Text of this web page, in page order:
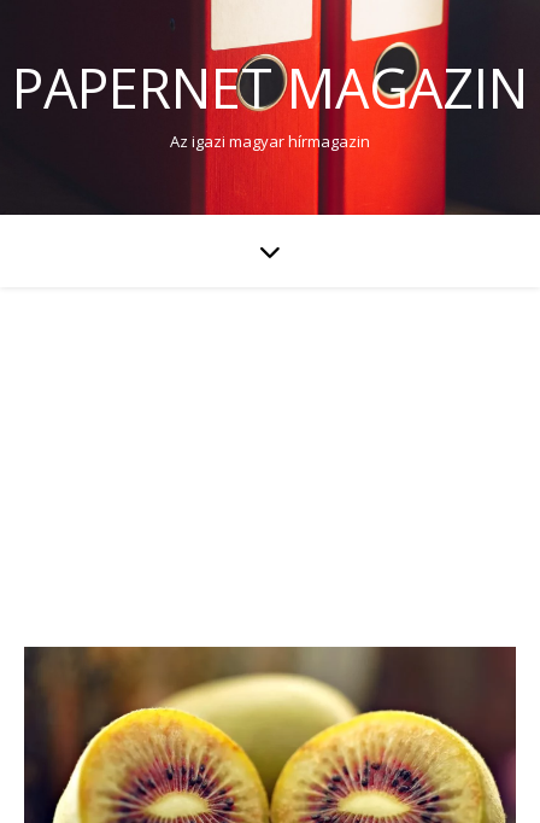
PAPERNET MAGAZIN
Az igazi magyar hírmagazin